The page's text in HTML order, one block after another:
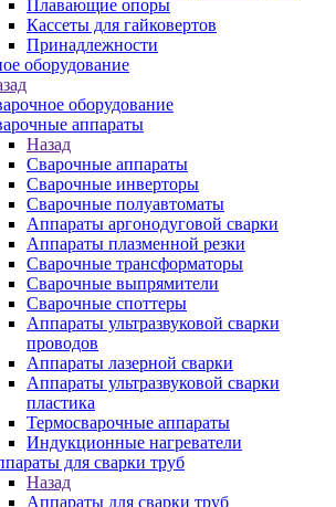
Плавающие опоры
Кассеты для гайковертов
Принадлежности
оборудование
оборудование
аппараты
Назад
Сварочные аппараты
Сварочные инверторы
Сварочные полуавтоматы
Аппараты аргонодуговой сварки
Аппараты плазменной резки
Сварочные трансформаторы
Сварочные выпрямители
Сварочные споттеры
Аппараты ультразвуковой сварки
проводов
Аппараты лазерной сварки
Аппараты ультразвуковой сварки
пластика
Термосварочные аппараты
Индукционные нагреватели
для сварки труб
Назад
Аппараты для сварки труб